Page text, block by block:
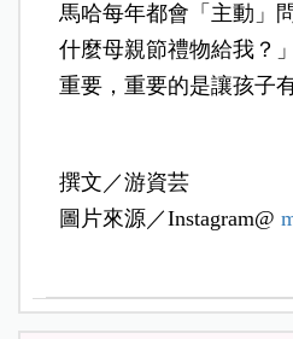
馬哈每年都會「主動」
什麼母親節禮物給我？
重要，重要的是讓孩子
撰文／游資芸
圖片來源／Instagram@